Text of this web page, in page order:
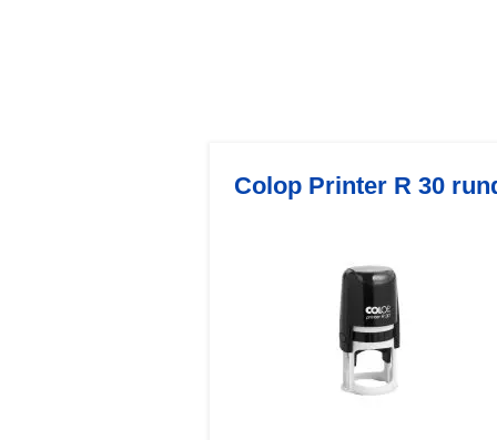
Colop Printer R 30